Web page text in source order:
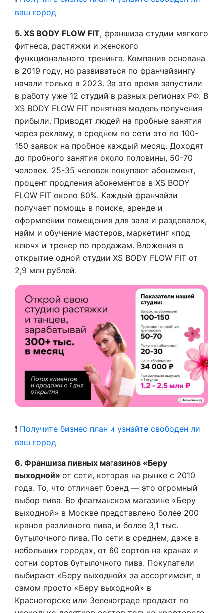
ваш город
5. XS BODY FLOW FIT, франшиза студии мягкого
фитнеса, растяжки и женского
функционального тренинга. Компания основана
в 2019 году, но развиваться по франчайзингу
начали только в 2023. За это время запустили
в работу уже 12 студий в разных регионах РФ. В
XS BODY FLOW FIT понятная модель получения
прибыли. Приводят людей на пробные занятия
через рекламу, в среднем по сети это по 100-
150 заявок на пробное каждый месяц. Доходят
до пробного занятия около половины, 50-70
человек. 25-35 человек покупают абонемент,
процент продления абонементов в XS BODY
FLOW FIT около 80%. Каждый франчайзи
получает помощь в поиске, аренде и
оформлении помещения для зала и раздевалок,
найм и обучение мастеров, маркетинг «под
ключ» и тренер по продажам. Вложения в
открытие одной студии XS BODY FLOW FIT от
2,9 млн рублей.
❗ Получите бизнес план и узнайте свободен ли
ваш город
6. Франшиза пивных магазинов «Беру
выходной» от сети, которая на рынке с 2010
года. То, что отличает бренд — это огромный
выбор пива. Во флагманском магазине «Беру
выходной» в Москве представлено более 200
кранов разливного пива, и более 3,1 тыс.
бутылочного пива. По сети в среднем, даже в
небольших городах, от 60 сортов на кранах и
сотни сортов бутылочного пива. Покупатели
выбирают «Беру выходной» за ассортимент, в
самом просто «Беру выходной» в
Красногорске или Зеленограде продают по